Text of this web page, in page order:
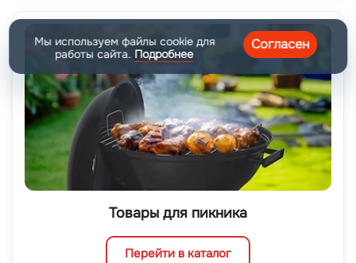
Товары для пикника
Перейти в каталог
Мы используем файлы cookie для
работы сайта. Подробнее
Согласен